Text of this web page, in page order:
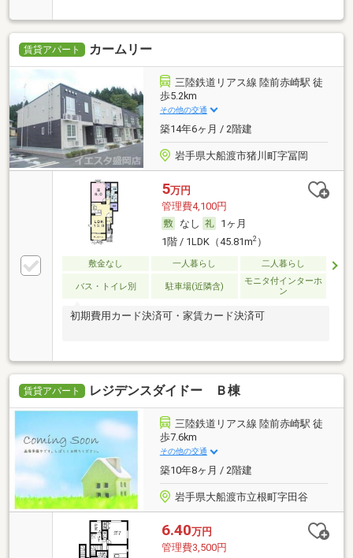
賃貸アパート カームリー
三陸鉄道リアス線 陸前赤崎駅 徒
歩5.2km
その他の交通
築14年6ヶ月 / 2階建
岩手県大船渡市猪川町字冨岡
5万円
管理費4,100円
なし
1ヶ月
1階 / 1LDK（45.81m2）
敷金なし 一人暮らし 二人暮らし
バス・トイレ別 駐車場(近隣含)
モニタ付インターホ
ン
初期費用カード決済可・家賃カード決済可
賃貸アパート レジデンスダイドー Ｂ棟
三陸鉄道リアス線 陸前赤崎駅 徒
歩7.6km
その他の交通
築10年8ヶ月 / 2階建
岩手県大船渡市立根町字田谷
6.40万円
管理費3,500円